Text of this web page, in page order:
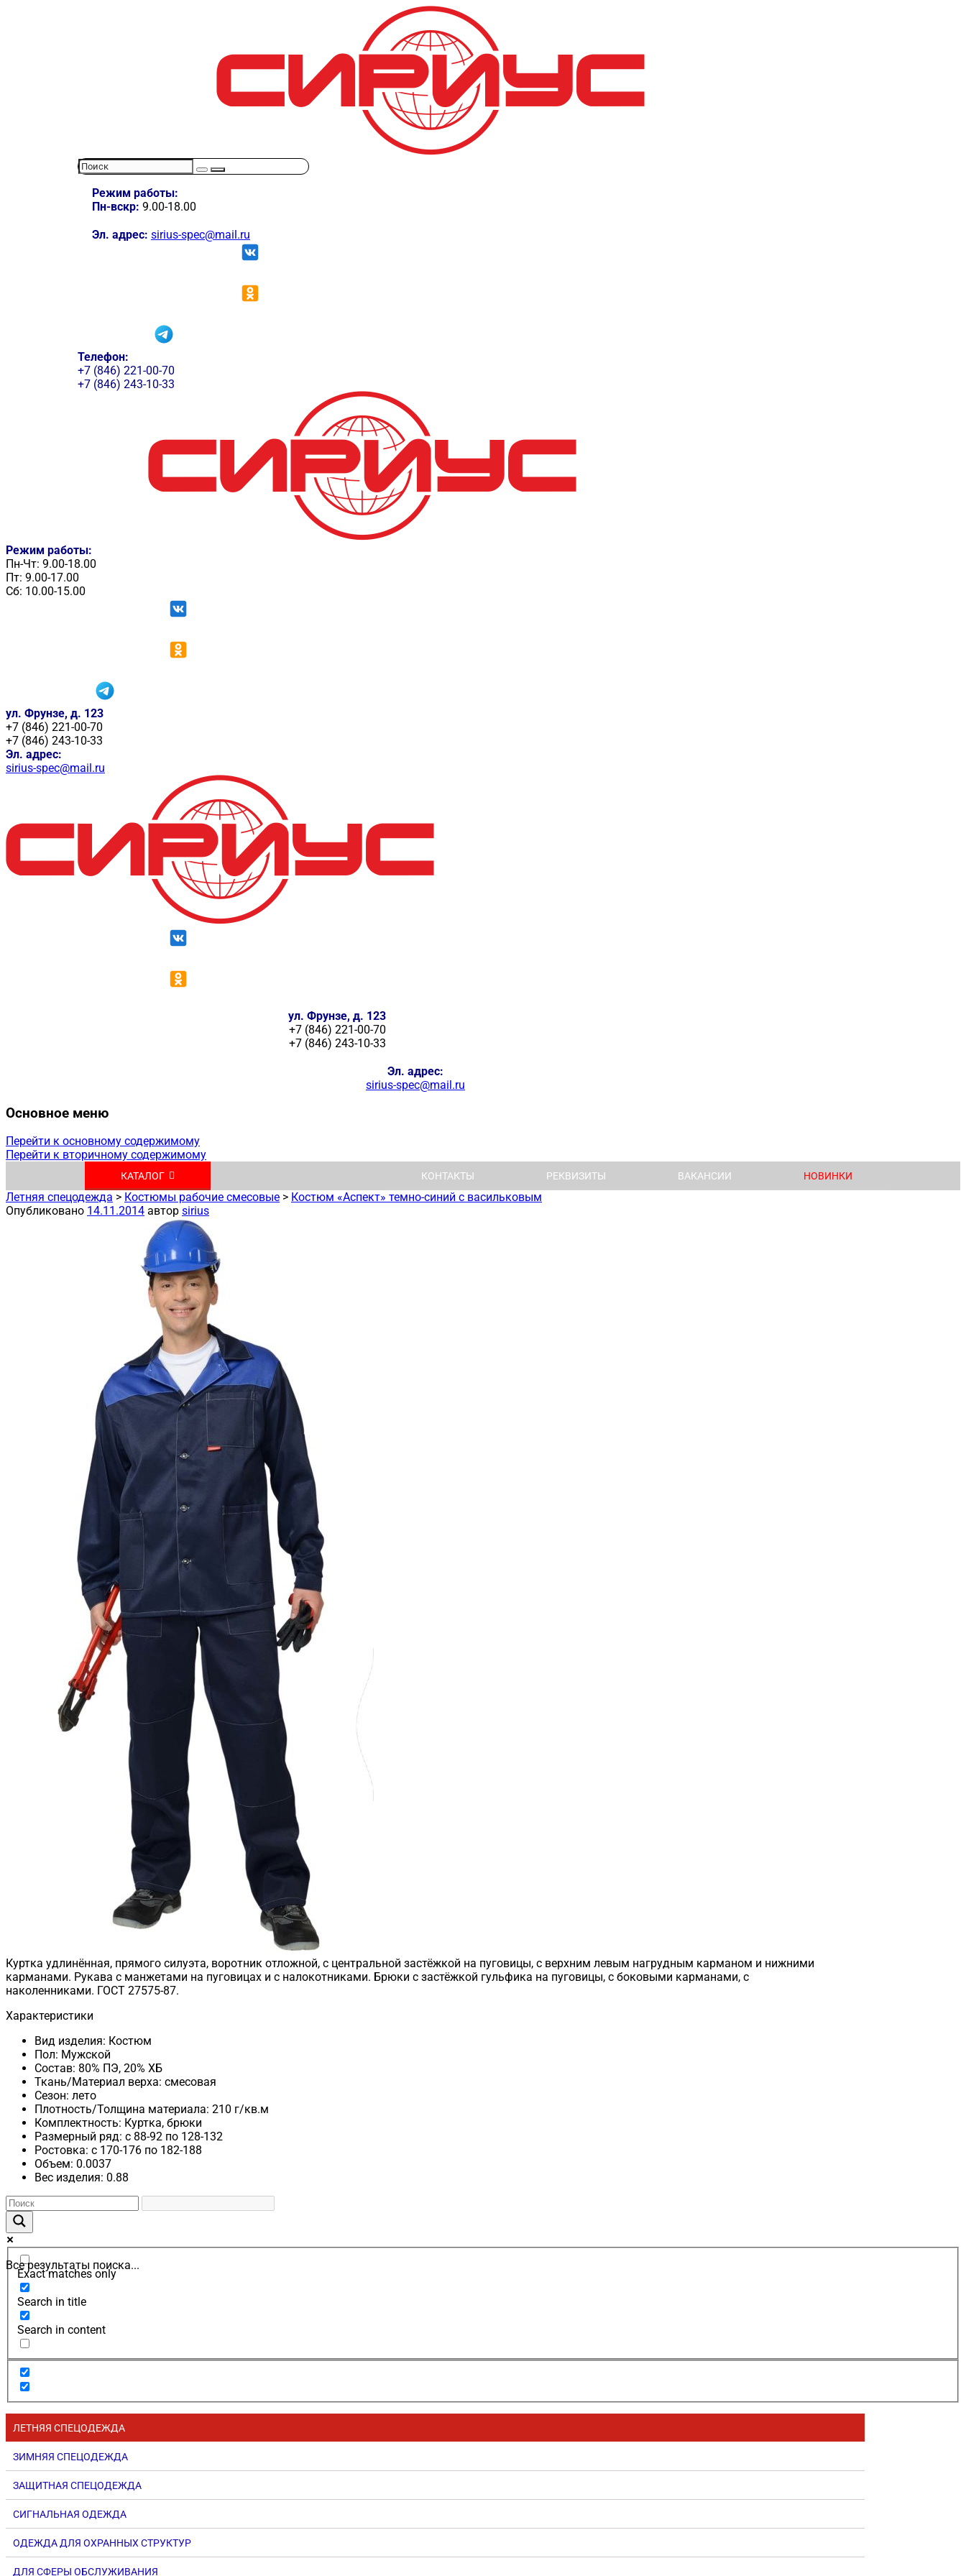
Режим работы:
Пн-вскр: 9.00-18.00
Эл. адрес: sirius-spec@mail.ru
Телефон:
+7 (846) 221-00-70
+7 (846) 243-10-33
Режим работы:
Пн-Чт: 9.00-18.00
Пт: 9.00-17.00
Сб: 10.00-15.00
ул. Фрунзе, д. 123
+7 (846) 221-00-70
+7 (846) 243-10-33
Эл. адрес:
sirius-spec@mail.ru
ул. Фрунзе, д. 123
+7 (846) 221-00-70
+7 (846) 243-10-33
Эл. адрес:
sirius-spec@mail.ru
Основное меню
Перейти к основному содержимому
Перейти к вторичному содержимому
КАТАЛОГ КОНТАКТЫ РЕКВИЗИТЫ ВАКАНСИИ НОВИНКИ
Летняя спецодежда > Костюмы рабочие смесовые > Костюм «Аспект» темно-синий с васильковым
Опубликовано 14.11.2014 автор sirius
Куртка удлинённая, прямого силуэта, воротник отложной, с центральной застёжкой на пуговицы, с верхним левым нагрудным карманом и нижними
карманами. Рукава с манжетами на пуговицах и с налокотниками. Брюки с застёжкой гульфика на пуговицы, с боковыми карманами, с
наколенниками. ГОСТ 27575-87.
Характеристики
Вид изделия: Костюм
Пол: Мужской
Состав: 80% ПЭ, 20% ХБ
Ткань/Материал верха: смесовая
Сезон: лето
Плотность/Толщина материала: 210 г/кв.м
Комплектность: Куртка, брюки
Размерный ряд: с 88-92 по 128-132
Ростовка: с 170-176 по 182-188
Объем: 0.0037
Вес изделия: 0.88
Все результаты поиска...
Exact matches only
Search in title
Search in content
ЛЕТНЯЯ СПЕЦОДЕЖДА
ЗИМНЯЯ СПЕЦОДЕЖДА
ЗАЩИТНАЯ СПЕЦОДЕЖДА
СИГНАЛЬНАЯ ОДЕЖДА
ОДЕЖДА ДЛЯ ОХРАННЫХ СТРУКТУР
ДЛЯ СФЕРЫ ОБСЛУЖИВАНИЯ